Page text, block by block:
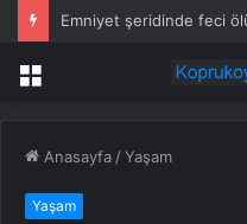
Menü
Anasayfa /Yaşam
Yaşam